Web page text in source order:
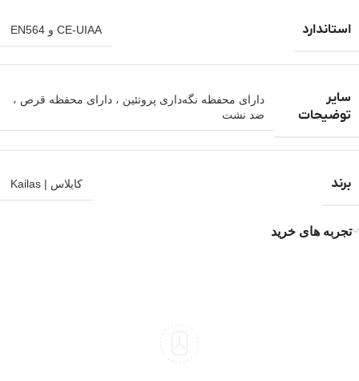
استاندارد CE-UIAA و EN564
سایر
توضیحات
دارای محفظه نگه‌داری پروتئین ، دارای محفظه قرص ،
ضد نشت
برند کایلاس | Kailas
تجربه های خرید